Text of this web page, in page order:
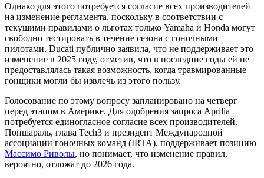
Однако для этого потребуется согласие всех производителей
на изменение регламента, поскольку в соответствии с
текущими правилами о льготах только Yamaha и Honda могут
свободно тестировать в течение сезона с гоночными
пилотами. Ducati публично заявила, что не поддерживает это
изменение в 2025 году, отметив, что в последние годы ей не
предоставлялась такая возможность, когда травмированные
гонщики могли бы извлечь из этого пользу.
Голосование по этому вопросу запланировано на четверг
перед этапом в Америке. Для одобрения запроса Aprilia
потребуется единогласное согласие всех производителей.
Поншараль, глава Tech3 и президент Международной
ассоциации гоночных команд (IRTA), поддерживает позицию
Массимо Риволы, но понимает, что изменение правил,
вероятно, отложат до 2026 года.